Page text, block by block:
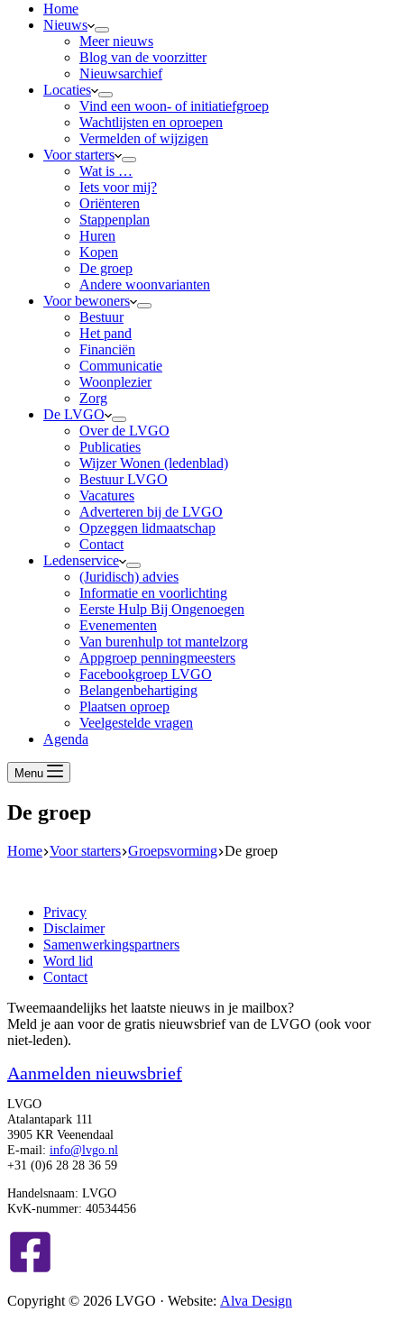
Home
Nieuws
Meer nieuws
Blog van de voorzitter
Nieuwsarchief
Locaties
Vind een woon- of initiatiefgroep
Wachtlijsten en oproepen
Vermelden of wijzigen
Voor starters
Wat is …
Iets voor mij?
Oriënteren
Stappenplan
Huren
Kopen
De groep
Andere woonvarianten
Voor bewoners
Bestuur
Het pand
Financiën
Communicatie
Woonplezier
Zorg
De LVGO
Over de LVGO
Publicaties
Wijzer Wonen (ledenblad)
Bestuur LVGO
Vacatures
Adverteren bij de LVGO
Opzeggen lidmaatschap
Contact
Ledenservice
(Juridisch) advies
Informatie en voorlichting
Eerste Hulp Bij Ongenoegen
Evenementen
Van burenhulp tot mantelzorg
Appgroep penningmeesters
Facebookgroep LVGO
Belangenbehartiging
Plaatsen oproep
Veelgestelde vragen
Agenda
Menu
De groep
Home Voor starters Groepsvorming De groep
Privacy
Disclaimer
Samenwerkingspartners
Word lid
Contact
Tweemaandelijks het laatste nieuws in je mailbox?
Meld je aan voor de gratis nieuwsbrief van de LVGO (ook voor
niet-leden).
Aanmelden nieuwsbrief
LVGO
Atalantapark 111
3905 KR Veenendaal
E-mail: info@lvgo.nl
+31 (0)6 28 28 36 59
Handelsnaam: LVGO
KvK-nummer: 40534456
Copyright © 2026 LVGO · Website: Alva Design